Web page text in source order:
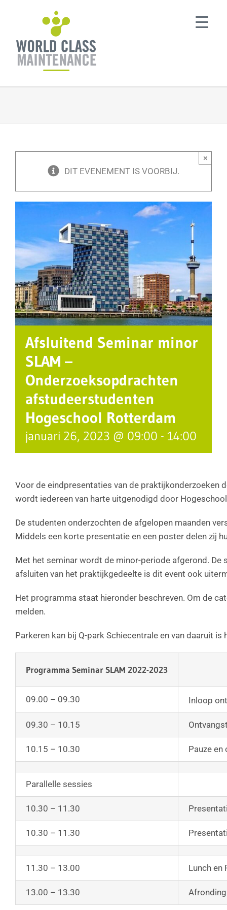
DIT EVENEMENT IS VOORBIJ.
×
Afsluitend Seminar minor
SLAM –
Onderzoeksopdrachten
afstudeerstudenten
Hogeschool Rotterdam
januari 26, 2023 @ 09:00 - 14:00
Voor de eindpresentaties van de praktijkonderzoeken
wordt iedereen van harte uitgenodigd door
De studenten onderzochten de afgelopen maanden
Middels een korte presentatie en een poster delen zij
Met het seminar wordt de minor-periode afgerond.
afsluiten van het praktijkgedeelte is dit event ook
Het programma staat hieronder beschreven. Om de
melden.
Parkeren kan bij Q-park Schiecentrale en van daaruit
Programma Seminar SLAM 2022-2023
09.00 – 09.30 Inloop
09.30 – 10.15
10.15 – 10.30 Pauze
Parallelle sessies
10.30 – 11.30
10.30 – 11.30
11.30 – 13.00 Lunch en
13.00 – 13.30